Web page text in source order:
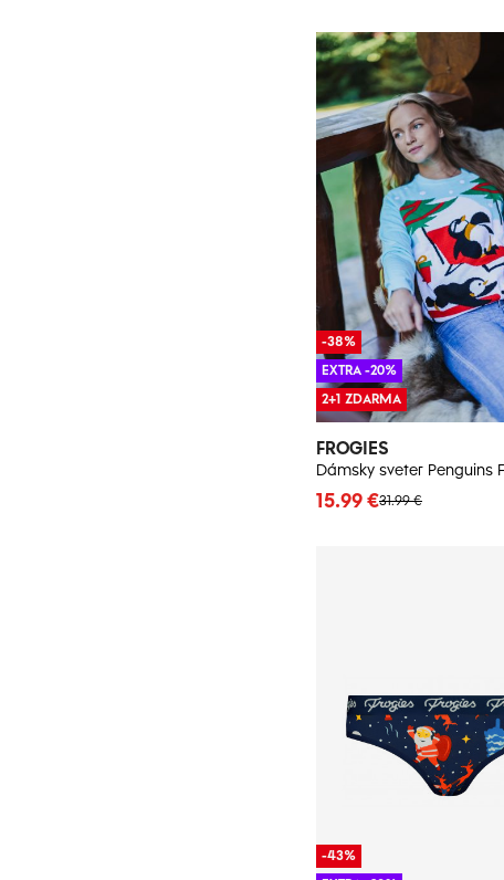
FROGIES
31.99 €
15.99 €
-38%
EXTRA -20%
2+1 ZDARMA
-43%